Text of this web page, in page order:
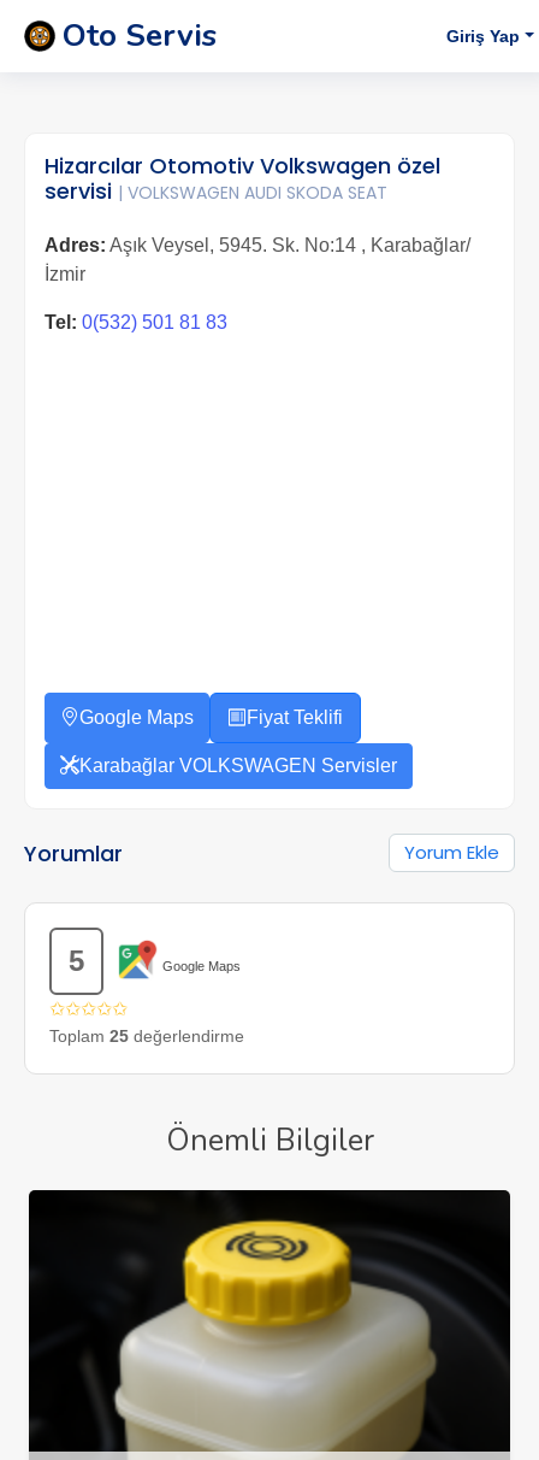
Oto Servis Giriş Yap
Hizarcılar Otomotiv Volkswagen özel
servisi | VOLKSWAGEN AUDI SKODA SEAT
Adres: Aşık Veysel, 5945. Sk. No:14 , Karabağlar/
İzmir
Tel: 0(532) 501 81 83
Google Maps Fiyat Teklifi
Karabağlar VOLKSWAGEN Servisler
Yorumlar Yorum Ekle
5 Google Maps
✩✩✩✩✩
Toplam 25 değerlendirme
Önemli Bilgiler